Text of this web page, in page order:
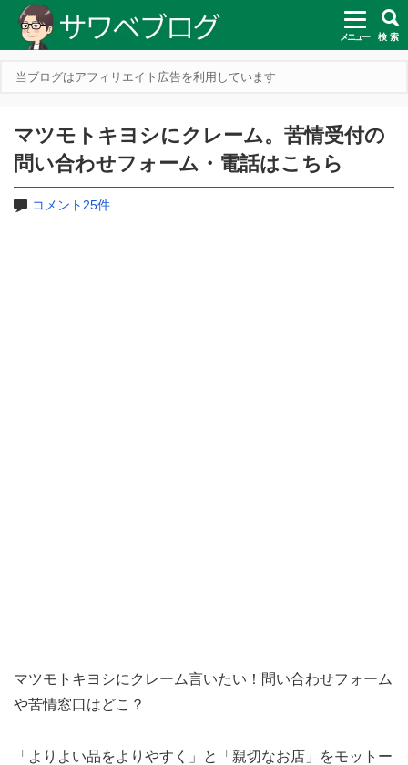
メニュー 検 索
当ブログはアフィリエイト広告を利用しています
マツモトキヨシにクレーム。苦情受付の
問い合わせフォーム・電話はこちら
コメント25件
マツモトキヨシにクレーム言いたい！問い合わせフォーム
や苦情窓口はどこ？
「よりよい品をよりやすく」と「親切なお店」をモットー